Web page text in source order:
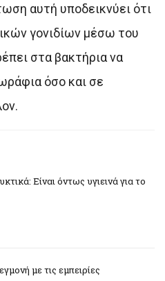
αυτή υποδεικνύει ότι
γονιδίων μέσω του
στα βακτήρια να
όσο και σε
Είναι όντως υγιεινά για το
με τις εμπειρίες